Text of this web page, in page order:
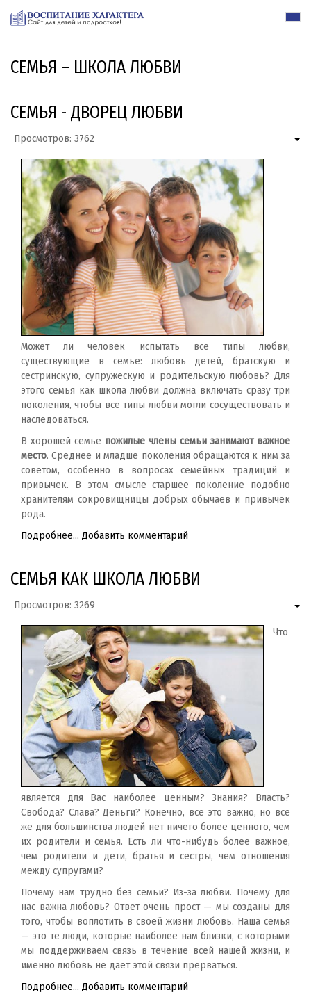
СЕМЬЯ – ШКОЛА ЛЮБВИ
СЕМЬЯ - ДВОРЕЦ ЛЮБВИ
Просмотров: 3762
Может ли человек испытать все типы любви,
существующие в семье: любовь детей, братскую и
сестринскую, супружескую и родительскую любовь? Для
этого семья как школа любви должна включать сразу три
поколения, чтобы все типы любви могли сосуществовать и
наследоваться.
В хорошей семье пожилые члены семьи занимают важное
место. Среднее и младше поколения обращаются к ним за
советом, особенно в вопросах семейных традиций и
привычек. В этом смысле старшее поколение подобно
хранителям сокровищницы добрых обычаев и привычек
рода.
Подробнее... Добавить комментарий
СЕМЬЯ КАК ШКОЛА ЛЮБВИ
Просмотров: 3269
Что
является для Вас наиболее ценным? Знания? Власть?
Свобода? Слава? Деньги? Конечно, все это важно, но все
же для большинства людей нет ничего более ценного, чем
их родители и семья. Есть ли что-нибудь более важное,
чем родители и дети, братья и сестры, чем отношения
между супругами?
Почему нам трудно без семьи? Из-за любви. Почему для
нас важна любовь? Ответ очень прост — мы созданы для
того, чтобы воплотить в своей жизни любовь. Наша семья
— это те люди, которые наиболее нам близки, с которыми
мы поддерживаем связь в течение всей нашей жизни, и
именно любовь не дает этой связи прерваться.
Подробнее... Добавить комментарий